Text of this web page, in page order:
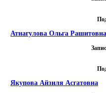
Атнагулова Ольга Рашитовна
Якупова Айзиля Асгатовна